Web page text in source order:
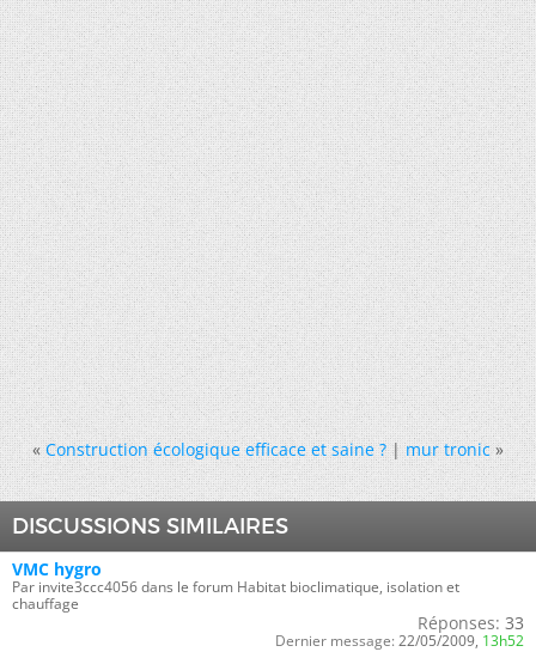
« Construction écologique efficace et saine ?|mur tronic »
DISCUSSIONS SIMILAIRES
VMC hygro
Par invite3ccc4056 dans le forum Habitat bioclimatique, isolation et
chauffage
Réponses: 33
Dernier message: 22/05/2009, 13h52